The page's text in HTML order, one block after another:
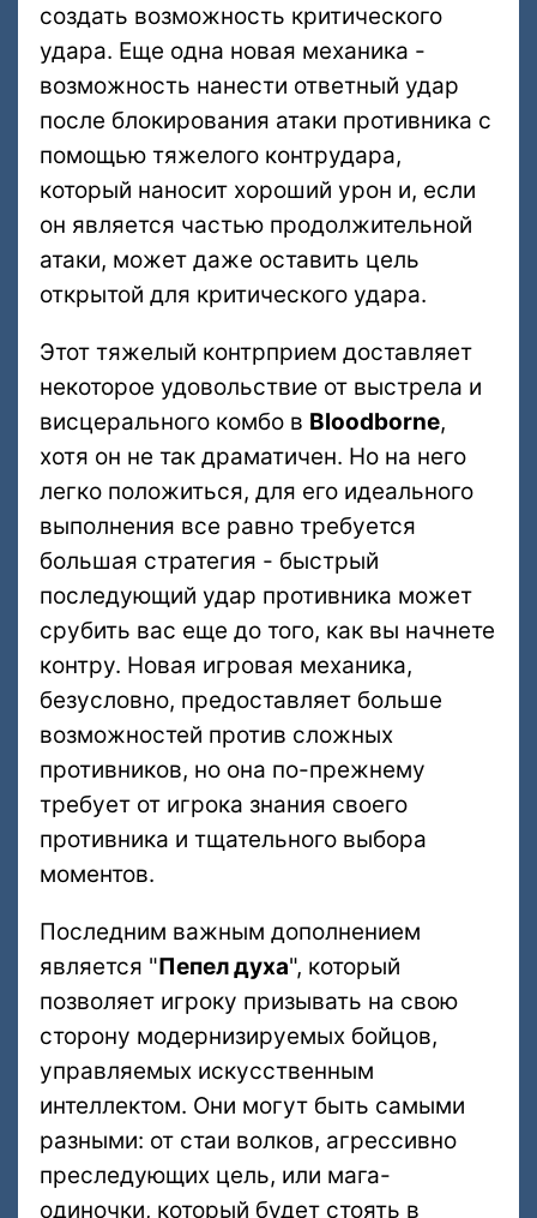
создать возможность критического
удара. Еще одна новая механика -
возможность нанести ответный удар
после блокирования атаки противника с
помощью тяжелого контрудара,
который наносит хороший урон и, если
он является частью продолжительной
атаки, может даже оставить цель
открытой для критического удара.
Этот тяжелый контрприем доставляет
некоторое удовольствие от выстрела и
висцерального комбо в Bloodborne,
хотя он не так драматичен. Но на него
легко положиться, для его идеального
выполнения все равно требуется
большая стратегия - быстрый
последующий удар противника может
срубить вас еще до того, как вы начнете
контру. Новая игровая механика,
безусловно, предоставляет больше
возможностей против сложных
противников, но она по-прежнему
требует от игрока знания своего
противника и тщательного выбора
моментов.
Последним важным дополнением
является "Пепел духа", который
позволяет игроку призывать на свою
сторону модернизируемых бойцов,
управляемых искусственным
интеллектом. Они могут быть самыми
разными: от стаи волков, агрессивно
преследующих цель, или мага-
одиночки, который будет стоять в